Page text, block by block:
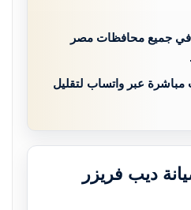
في جميع محافظات مصر
مباشرة عبر واتساب لتقليل
ديب فريزر